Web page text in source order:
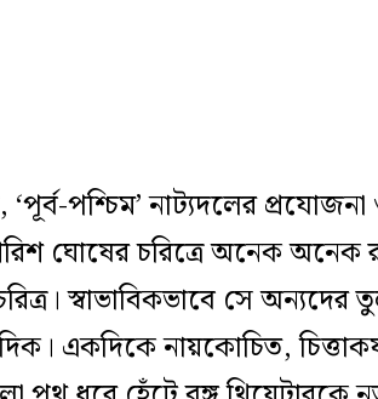
পশ্চিম’ নাট্যদলের প্রযোজনা
ঘোষের চরিত্রে অনেক
স্বাভাবিকভাবে সে অন্যদের
একদিকে নায়কোচিত,